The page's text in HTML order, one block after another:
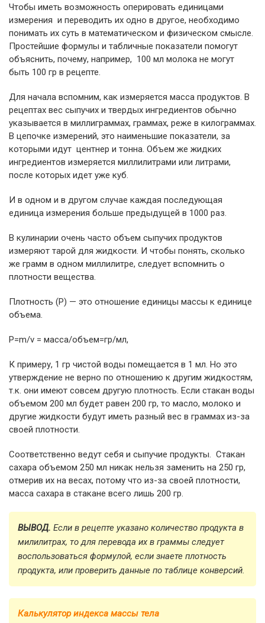
Чтобы иметь возможность оперировать единицами
измерения и переводить их одно в другое, необходимо
понимать их суть в математическом и физическом смысле.
Простейшие формулы и табличные показатели помогут
объяснить, почему, например, 100 мл молока не могут
быть 100 гр в рецепте.
Для начала вспомним, как измеряется масса продуктов. В
рецептах вес сыпучих и твердых ингредиентов обычно
указывается в миллиграммах, граммах, реже в килограммах.
В цепочке измерений, это наименьшие показатели, за
которыми идут центнер и тонна. Объем же жидких
ингредиентов измеряется миллилитрами или литрами,
после которых идет уже куб.
И в одном и в другом случае каждая последующая
единица измерения больше предыдущей в 1000 раз.
В кулинарии очень часто объем сыпучих продуктов
измеряют тарой для жидкости. И чтобы понять, сколько
же грамм в одном миллилитре, следует вспомнить о
плотности вещества.
Плотность (Р) — это отношение единицы массы к единице
объема.
P=m/v = масса/объем=гр/мл,
К примеру, 1 гр чистой воды помещается в 1 мл. Но это
утверждение не верно по отношению к другим жидкостям,
т.к. они имеют совсем другую плотность. Если стакан воды
объемом 200 мл будет равен 200 гр, то масло, молоко и
другие жидкости будут иметь разный вес в граммах из-за
своей плотности.
Соответственно ведут себя и сыпучие продукты. Стакан
сахара объемом 250 мл никак нельзя заменить на 250 гр,
отмерив их на весах, потому что из-за своей плотности,
масса сахара в стакане всего лишь 200 гр.
ВЫВОД. Если в рецепте указано количество продукта в
милилитрах, то для перевода их в граммы следует
воспользоваться формулой, если знаете плотность
продукта, или проверить данные по таблице конверсий.
Калькулятор индекса массы тела